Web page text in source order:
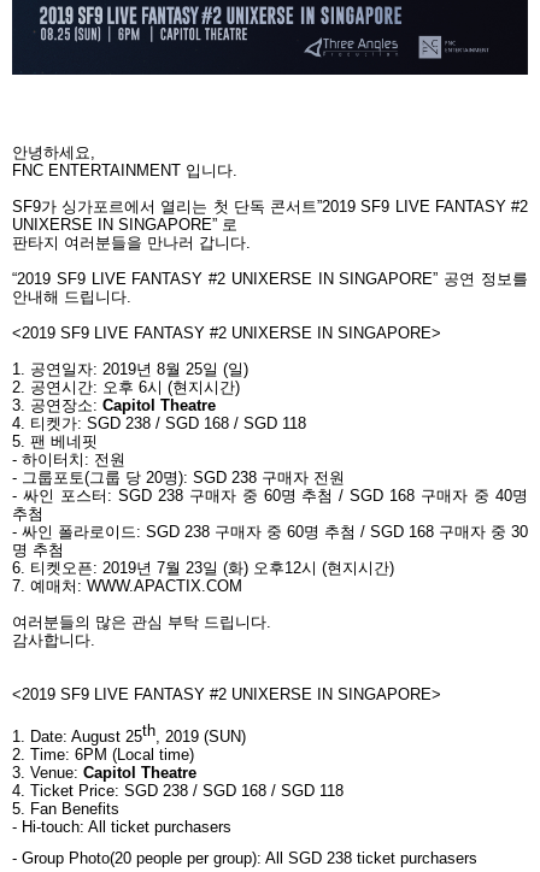
안녕하세요
FNC ENTERTAINMENT 입니다
SF9가 싱가포르에서 열리는 첫 단독 콘서트”2019 SF9 LIVE FANTASY #2
UNIXERSE IN SINGAPORE” 로
판타지 여러분들을 만나러 갑니다
“2019 SF9 LIVE FANTASY #2 UNIXERSE IN SINGAPORE” 공연 정보를
안내해 드립니다
<2019 SF9 LIVE FANTASY #2 UNIXERSE IN SINGAPORE>
1.
공연일자: 2019년 8월 25일 (일)
2. 공연시간: 오후 6시 (현지시간)
3. 공연장소: Capitol Theatre
4. 티켓가: SGD 238 / SGD 168 / SGD 118
5. 팬 베네핏
- 하이터치 : 전원
- 그룹포토(그룹 당 20명): SGD 238 구매자 전원
- 싸인 포스터 : SGD 238 구매자 중 60명 추첨 / SGD 168 구매자 중 40명
추첨
- 싸인 폴라로이드 : SGD 238 구매자 중 60명 추첨 / SGD 168 구매자 중 30
명 추첨
6. 티켓오픈: 2019년 7월 23일 (화) 오후12시 (현지시간)
7. 예매처 : WWW.APACTIX.COM
여러분들의 많은 관심 부탁 드립니다
감사합니다
<2019 SF9 LIVE FANTASY #2 UNIXERSE IN SINGAPORE>
1. Date: August 25th, 2019 (SUN)
2. Time: 6PM (Local time)
3. Venue: Capitol Theatre
4. Ticket Price: SGD 238 / SGD 168 / SGD 118
5. Fan Benefits
- Hi-touch: All ticket purchasers
- Group Photo(20 people per group): All SGD 238 ticket purchasers